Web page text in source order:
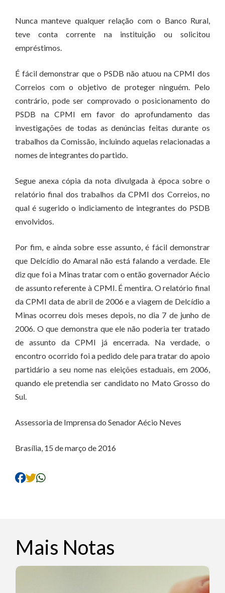
Nunca manteve qualquer relação com o Banco Rural,
teve conta corrente na instituição ou solicitou
empréstimos.
É fácil demonstrar que o PSDB não atuou na CPMI dos
Correios com o objetivo de proteger ninguém. Pelo
contrário, pode ser comprovado o posicionamento do
PSDB na CPMI em favor do aprofundamento das
investigações de todas as denúncias feitas durante os
trabalhos da Comissão, incluindo aquelas relacionadas a
nomes de integrantes do partido.
Segue anexa cópia da nota divulgada à época sobre o
relatório final dos trabalhos da CPMI dos Correios, no
qual é sugerido o indiciamento de integrantes do PSDB
envolvidos.
Por fim, e ainda sobre esse assunto, é fácil demonstrar
que Delcídio do Amaral não está falando a verdade. Ele
diz que foi a Minas tratar com o então governador Aécio
de assunto referente à CPMI. É mentira. O relatório final
da CPMI data de abril de 2006 e a viagem de Delcídio a
Minas ocorreu dois meses depois, no dia 7 de junho de
2006. O que demonstra que ele não poderia ter tratado
de assunto da CPMI já encerrada. Na verdade, o
encontro ocorrido foi a pedido dele para tratar do apoio
partidário a seu nome nas eleições estaduais, em 2006,
quando ele pretendia ser candidato no Mato Grosso do
Sul.
Assessoria de Imprensa do Senador Aécio Neves
Brasília, 15 de março de 2016
Mais Notas